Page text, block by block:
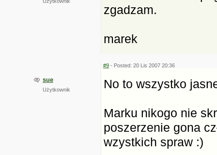
zgadzam.
marek
sue
Użytkownik
#9 - Posted: 20 Lis 2007 20:36
No to wszystko
Marku nikogo nie
poszerzenie gona
wzystkich spraw :)